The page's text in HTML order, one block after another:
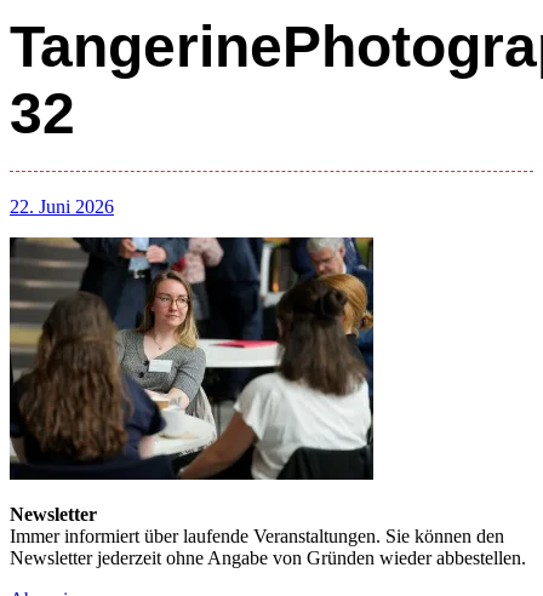
32
22. Juni 2026
Newsletter
Immer informiert über laufende Veranstaltungen. Sie können den
Newsletter jederzeit ohne Angabe von Gründen wieder abbestellen.